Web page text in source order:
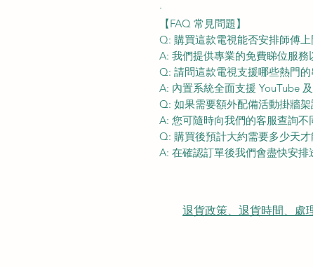
·
【FAQ 常見問題】
Q: 購買這款電視能否安排師傅上
A: 我們提供專業的免費睇位服務
Q: 請問這款電視支援哪些熱門
A: 內置系統全面支援 YouTube
Q: 如果需要額外配備活動掛牆架
A: 您可隨時向我們的客服查詢不
Q: 購買後預計大約需要多少天
A: 在確認訂單後我們會盡快安排
退貨政策、退貨時間、處